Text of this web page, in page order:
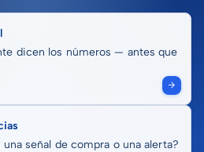
dicen los números — antes que
señal de compra o una alerta?